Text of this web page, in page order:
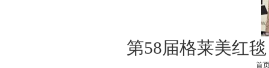
第58届格莱美红
首